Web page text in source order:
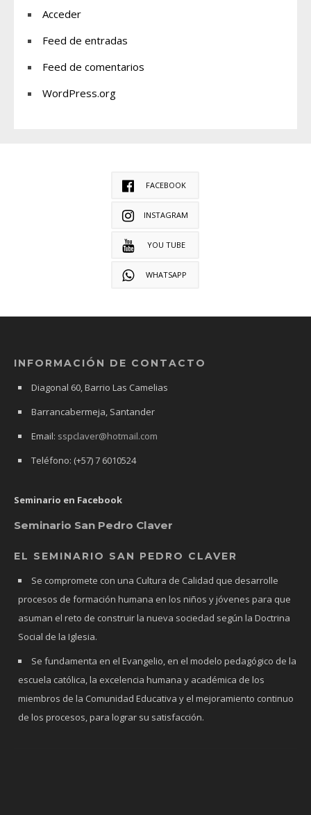
Acceder
Feed de entradas
Feed de comentarios
WordPress.org
FACEBOOK
INSTAGRAM
YOU TUBE
WHATSAPP
INFORMACIÓN DE CONTACTO
Diagonal 60, Barrio Las Camelias
Barrancabermeja, Santander
Email: sspclaver@hotmail.com
Teléfono: (+57) 7 6010524
Seminario en Facebook
Seminario San Pedro Claver
EL SEMINARIO SAN PEDRO CLAVER
Se compromete con una Cultura de Calidad que desarrolle
procesos de formación humana en los niños y jóvenes para que
asuman el reto de construir la nueva sociedad según la Doctrina
Social de la Iglesia.
Se fundamenta en el Evangelio, en el modelo pedagógico de la
escuela católica, la excelencia humana y académica de los
miembros de la Comunidad Educativa y el mejoramiento continuo
de los procesos, para lograr su satisfacción.